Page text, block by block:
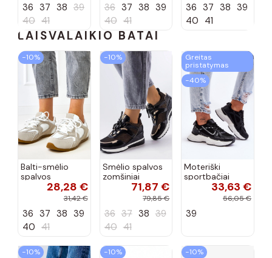
36 37 38 39
40 41
36 37 38 39
40 41
36 37 38 39
40 41
LAISVALAIKIO BATAI
−10%
Balti-smėlio
spalvos
sportiniai
Casey
28,28 €
31,42 €
36 37 38 39
40 41
−10%
Smėlio spalvos
zomšiniai
sportiniai
bateliai, „Karino"
71,87 €
79,85 €
36 37 38 39
40 41
Greitas
pristatymas
−40%
Moteriški
sportbačiai
juodos spalvos
33,63 €
56,05 €
39
−10% −10% −10%